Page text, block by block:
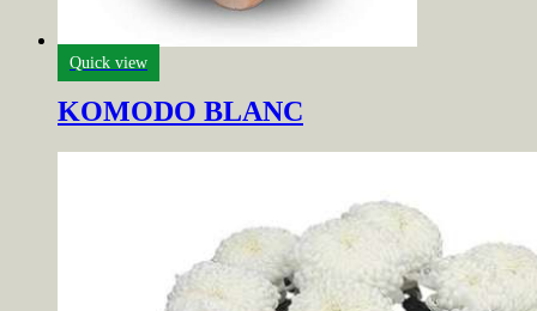
Quick view
KOMODO BLANC